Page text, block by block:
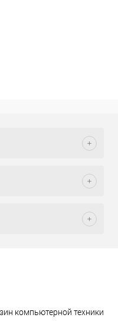
компьютерной техники